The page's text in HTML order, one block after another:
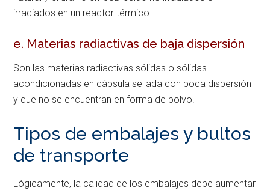
irradiados en un reactor térmico.
e. Materias radiactivas de baja dispersión
Son las materias radiactivas sólidas o sólidas
acondicionadas en cápsula sellada con poca dispersión
y que no se encuentran en forma de polvo.
Tipos de embalajes y bultos
de transporte
Lógicamente, la calidad de los embalajes debe aumentar